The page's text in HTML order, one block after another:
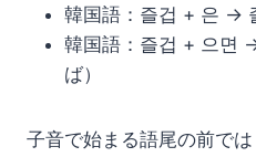
韓国語：즐겁 + 은 →
韓国語：즐겁 + 으면
ば）
子音で始まる語尾の前で